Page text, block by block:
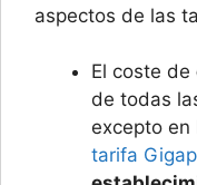
aspectos de las
El coste de
de todas
excepto en
tarifa